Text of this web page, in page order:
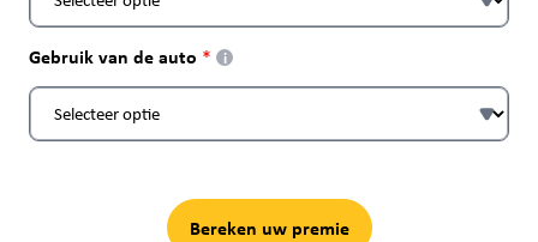
Gebruik van de auto i
Bereken uw premie